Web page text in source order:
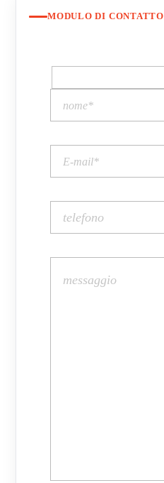
MODULO DI CONTATTO